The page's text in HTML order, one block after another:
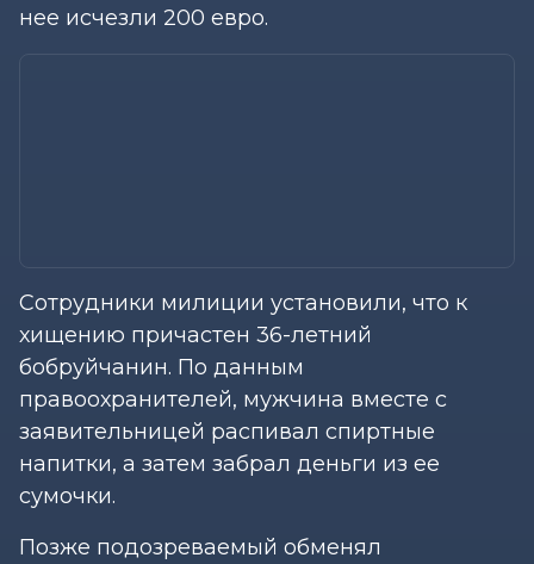
нее исчезли 200 евро.
Сотрудники милиции установили, что к
хищению причастен 36-летний
бобруйчанин. По данным
правоохранителей, мужчина вместе с
заявительницей распивал спиртные
напитки, а затем забрал деньги из ее
сумочки.
Позже подозреваемый обменял